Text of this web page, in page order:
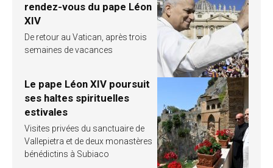
rendez-vous du pape Léon
XIV
De retour au Vatican, après trois
semaines de vacances
Le pape Léon XIV poursuit
ses haltes spirituelles
estivales
Visites privées du sanctuaire de
Vallepietra et de deux monastères
bénédictins à Subiaco